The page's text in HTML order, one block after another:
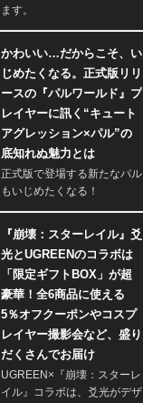
ます。
かわいい…だからこそ、い
じめたくなる。正式版リリ
ースの『パルワールド』プ
レイヤーに訊く“キュート
アグレッション×パル”の
底知れぬ魅力とは
正式版で登場する新たなパル
もいじめたくなる！
『崩壊：スターレイル』爻
光とUGREENのコラボは
「限定ギフトBOX」が超
豪華！全6商品に使える
5％オフクーポンやコスプ
レイヤー撮影会など、盛り
だくさんでお届け
UGREEN×『崩壊：スターレ
イル』コラボは、爻光がデザ